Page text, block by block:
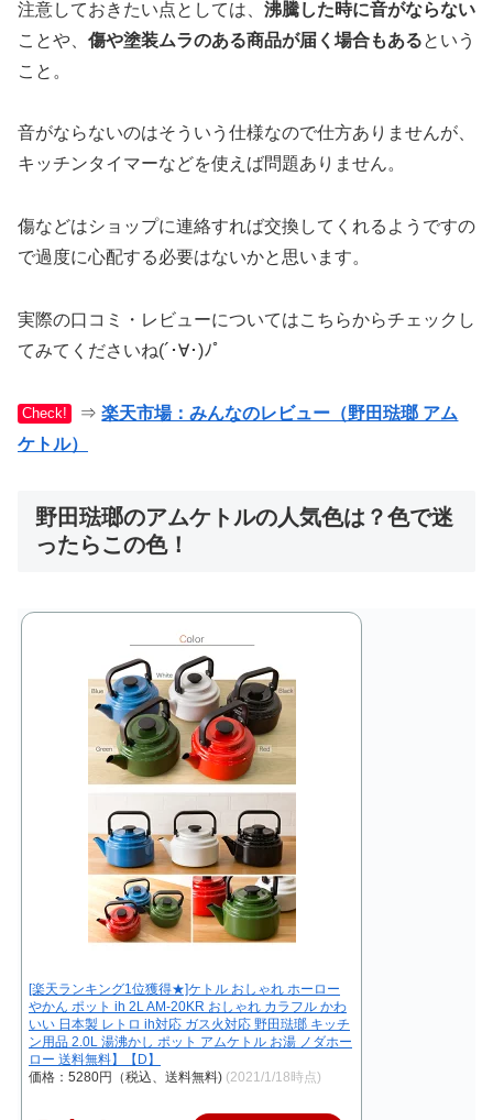
注意しておきたい点としては、 沸騰した時に音がならない
ことや、 傷や塗装ムラのある商品が届く場合もあるという
こと。
音がならないのはそういう仕様なので仕方ありませんが、
キッチンタイマーなどを使えば問題ありません。
傷などはショップに連絡すれば交換してくれるようですの
で過度に心配する必要はないかと思います。
実際の口コミ・レビューについてはこちらからチェックし
てみてくださいね(´･∀･)ﾉﾟ
Check! ⇒楽天市場：みんなのレビュー（野田琺瑯 アム
ケトル）
野田琺瑯のアムケトルの人気色は？色で迷
ったらこの色！
[楽天ランキング1位獲得★]ケトル おしゃれ ホーロー
やかん ポット ih 2L AM-20KR おしゃれ カラフル かわ
いい 日本製 レトロ ih対応 ガス火対応 野田琺瑯 キッチ
ン用品 2.0L 湯沸かし ポット アムケトル お湯 ノダホー
ロー 送料無料】【D】
価格：5280円（税込、送料無料) (2021/1/18時点)